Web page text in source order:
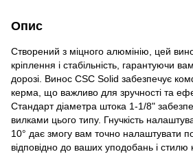
Опис
Створений з міцного алюмінію, цей
кріплення і стабільність, гарантуючи
дорозі. Винос CSC Solid забезпечує
керма, що важливо для зручності та
Стандарт діаметра штока 1-1/8"
вилками цього типу. Гнучкість
10° дає змогу вам точно налаштувати
відповідно до ваших уподобань і стилю